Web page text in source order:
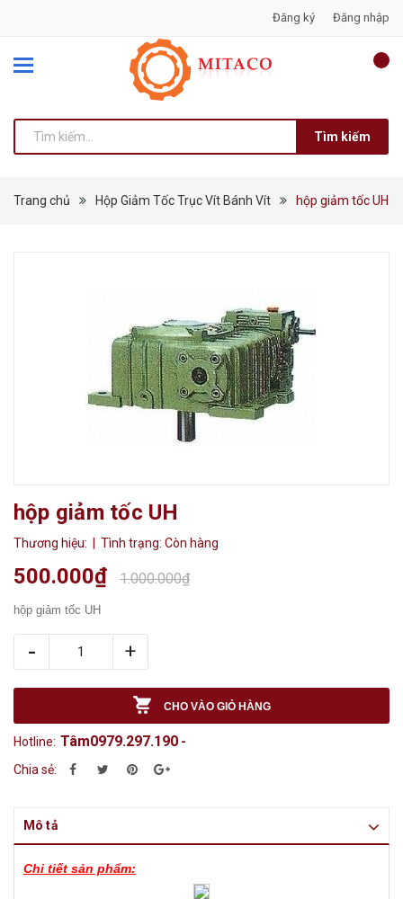
Đăng ký Đăng nhập
Tìm kiếm
Trang chủ Hộp Giảm Tốc Trục Vít Bánh Vít hộp giảm tốc UH
hộp giảm tốc UH
Thương hiệu: | Tình trạng: Còn hàng
500.000₫ 1.000.000₫
hộp giảm tốc UH
- +
CHO VÀO GIỎ HÀNG
Hotline: Tâm0979.297.190 -
Chia sẻ:
Mô tả
Chi tiết sản phẩm: